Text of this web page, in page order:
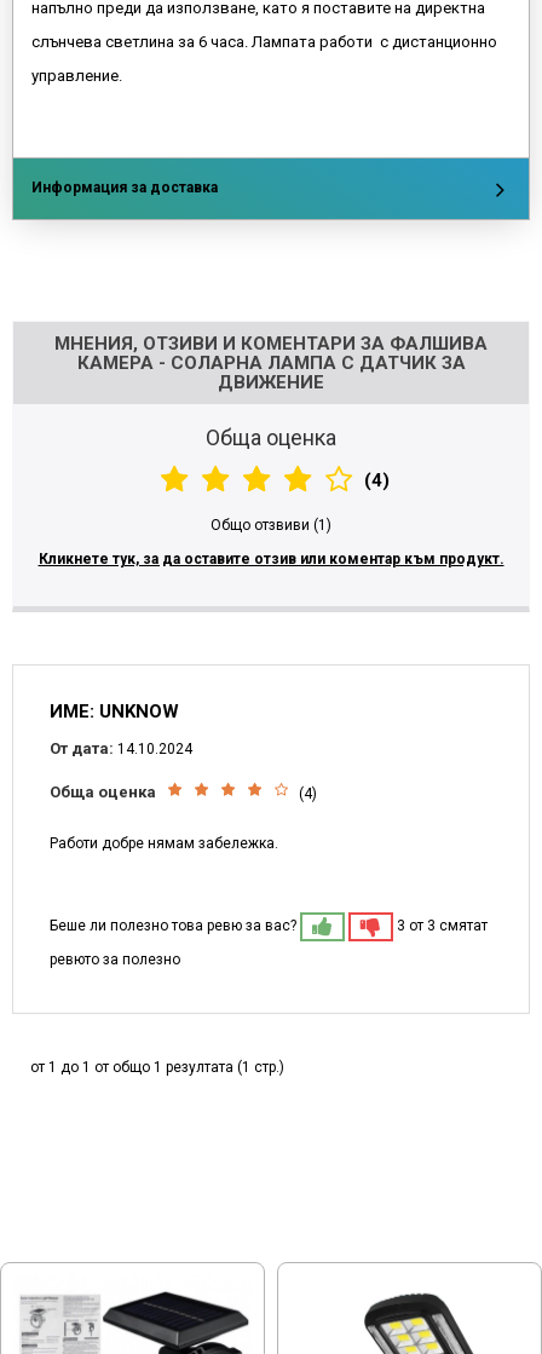
напълно преди да използване, като я поставите на директна
слънчева светлина за 6 часа. Лампата работи с дистанционно
управление.
Информация за доставка
МНЕНИЯ, ОТЗИВИ И КОМЕНТАРИ ЗА ФАЛШИВА
КАМЕРА - СОЛАРНА ЛАМПА С ДАТЧИК ЗА
ДВИЖЕНИЕ
Обща оценка
(4)
Общо отзвиви (1)
Кликнете тук, за да оставите отзив или коментар към продукт.
ИМЕ: UNKNOW
От дата: 14.10.2024
Обща оценка (4)
Работи добре нямам забележка.
Беше ли полезно това ревю за вас?
3 от 3 смятат
ревюто за полезно
от 1 до 1 от общо 1 резултата (1 стр.)